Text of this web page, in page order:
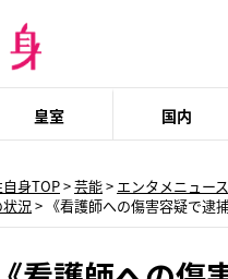
皇室 国内
身TOP>芸能> エンタメニュース
状況> 《看護師への傷害容疑で